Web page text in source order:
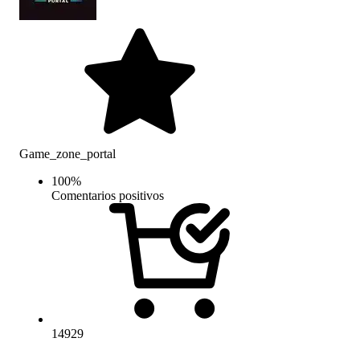
Game_zone_portal
100%
Comentarios positivos
14929